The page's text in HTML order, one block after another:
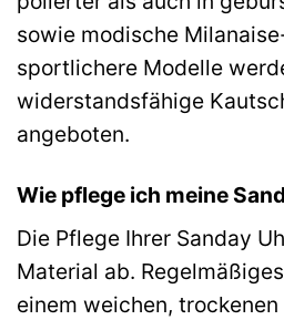
sowie modische
sportlichere Modelle
widerstandsfähige
angeboten.
Wie pflege ich meine
Die Pflege Ihrer Sanday
Material ab.
einem weichen,